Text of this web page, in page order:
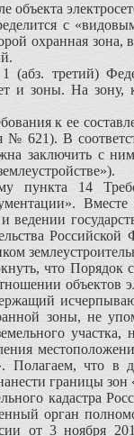
объекта
с
охранная зона,
(абз. третий)
и зоны. На зону,
к ее
№ 621). В
за­ключить с
пункта 14
ведении
что Порядок
объектов
зоны, не
что в
границы
кадастра
орган
от 3 ноября